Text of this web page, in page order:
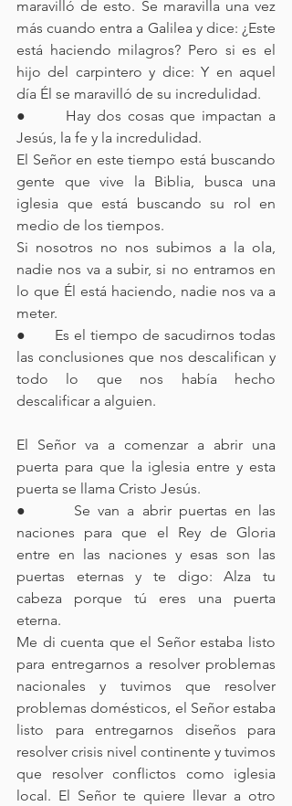
maravilló de esto. Se maravilla una vez
más cuando entra a Galilea y dice: ¿Este
está haciendo milagros? Pero si es el
hijo del carpintero y dice: Y en aquel
día Él se maravilló de su incredulidad.
●      Hay dos cosas que impactan a
Jesús, la fe y la incredulidad.
El Señor en este tiempo está buscando
gente que vive la Biblia, busca una
iglesia que está buscando su rol en
medio de los tiempos.
Si nosotros no nos subimos a la ola,
nadie nos va a subir, si no entramos en
lo que Él está haciendo, nadie nos va a
meter.
●      Es el tiempo de sacudirnos todas
las conclusiones que nos descalifican y
todo lo que nos había hecho
descalificar a alguien.
El Señor va a comenzar a abrir una
puerta para que la iglesia entre y esta
puerta se llama Cristo Jesús.
●      Se van a abrir puertas en las
naciones para que el Rey de Gloria
entre en las naciones y esas son las
puertas eternas y te digo: Alza tu
cabeza porque tú eres una puerta
eterna.
Me di cuenta que el Señor estaba listo
para entregarnos a resolver problemas
nacionales y tuvimos que resolver
problemas domésticos, el Señor estaba
listo para entregarnos diseños para
resolver crisis nivel continente y tuvimos
que resolver conflictos como iglesia
local. El Señor te quiere llevar a otro